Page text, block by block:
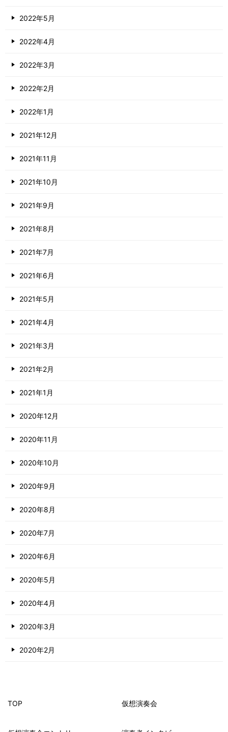
2022年5月
2022年4月
2022年3月
2022年2月
2022年1月
2021年12月
2021年11月
2021年10月
2021年9月
2021年8月
2021年7月
2021年6月
2021年5月
2021年4月
2021年3月
2021年2月
2021年1月
2020年12月
2020年11月
2020年10月
2020年9月
2020年8月
2020年7月
2020年6月
2020年5月
2020年4月
2020年3月
2020年2月
TOP 仮想演奏会